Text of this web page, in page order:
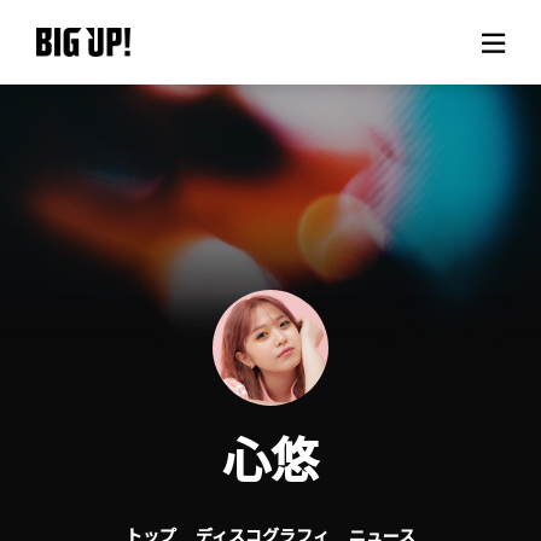
BIG UP!について
ニュース
料金プラン
サポート
ご利用の流れ
よくある質問
心悠
トップ ディスコグラフィ ニュース